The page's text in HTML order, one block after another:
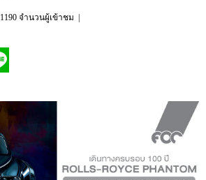
1190 จำนวนผู้เข้าชม